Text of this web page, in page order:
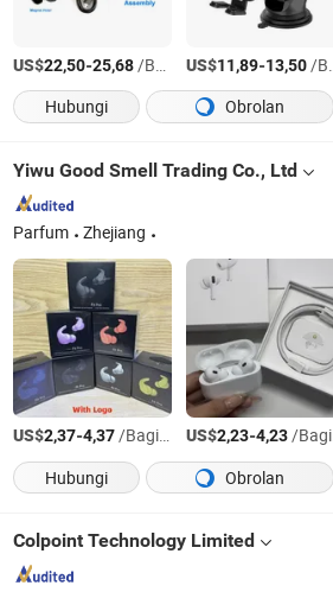
US$22,50-25,68/Bagian US$11,89-13,50/Bagian
Hubungi
Obrolan
Yiwu Good Smell Trading Co., Ltd
Parfum Zhejiang
US$2,37-4,37/Bagian US$2,23-4,23/Bagian
Hubungi
Obrolan
Colpoint Technology Limited